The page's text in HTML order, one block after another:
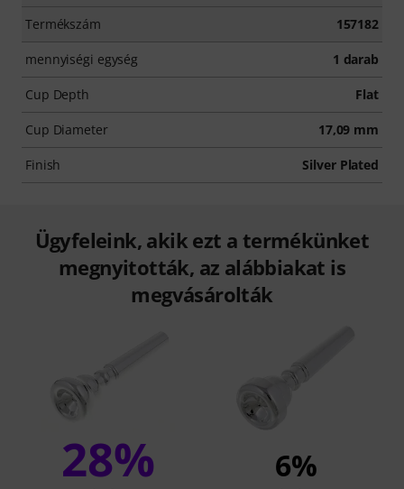
Termékszám 157182
mennyiségi egység 1 darab
Cup Depth Flat
Cup Diameter 17,09 mm
Finish Silver Plated
Ügyfeleink, akik ezt a termékünket
megnyitották, az alábbiakat is
megvásárolták
28% 6%